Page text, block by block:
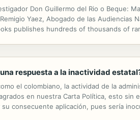
Don Guillermo del Rio o Beque:
Yaez, Abogado de las
publishes hundreds of thousands of
respuesta a la inactividad
el colombiano, la actividad de la
en nuestra Carta Política, esto
consecuente aplicación, pues sería